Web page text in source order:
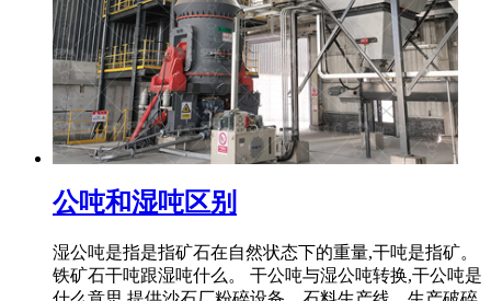
公吨和湿吨区别
湿公吨是指是指矿石在自然状态下的重量,干吨是指矿。
铁矿石干吨跟湿吨什么。 干公吨与湿公吨转换,干公吨是